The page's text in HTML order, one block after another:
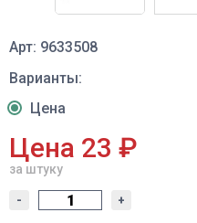
Арт: 9633508
Варианты:
Цена
Цена 23 ₽
за штуку
- +